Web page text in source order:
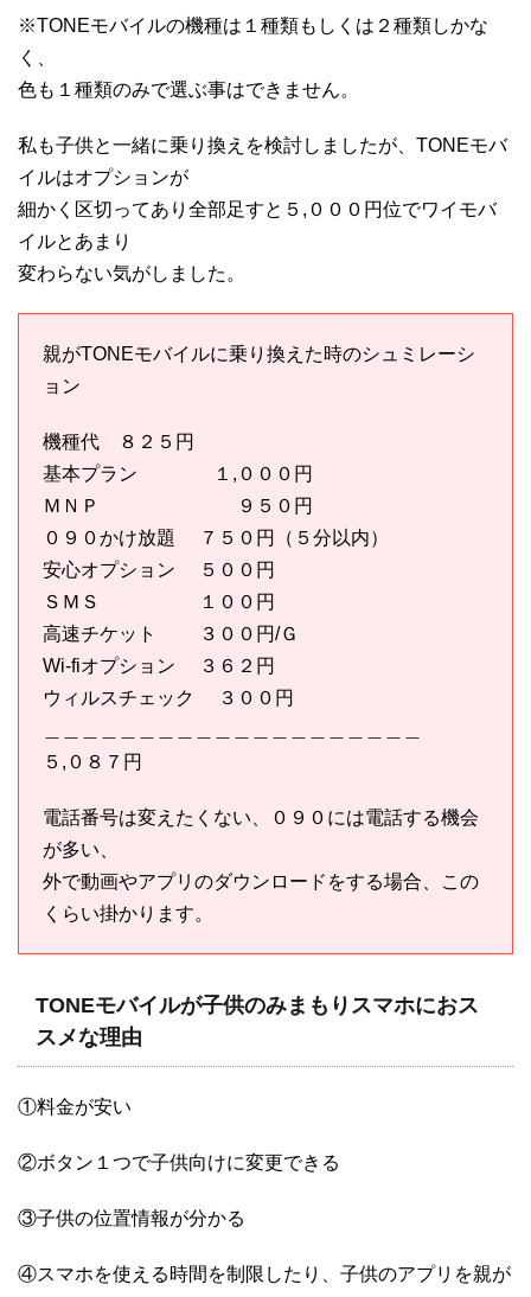
※TONEモバイルの機種は１種類もしくは２種類しかな
く、
色も１種類のみで選ぶ事はできません。
私も子供と一緒に乗り換えを検討しましたが、TONEモバ
イルはオプションが
細かく区切ってあり全部足すと５,０００円位でワイモバ
イルとあまり
変わらない気がしました。
親がTONEモバイルに乗り換えた時のシュミレーシ
ョン
機種代 ８２５円
基本プラン １,０００円
ＭＮＰ ９５０円
０９０かけ放題 ７５０円（５分以内）
安心オプション ５００円
ＳＭＳ １００円
高速チケット ３００円/Ｇ
Wi-fiオプション ３６２円
ウィルスチェック ３００円
５,０８７円
電話番号は変えたくない、０９０には電話する機会
が多い、
外で動画やアプリのダウンロードをする場合、この
くらい掛かります。
TONEモバイルが子供のみまもりスマホにおス
スメな理由
①料金が安い
②ボタン１つで子供向けに変更できる
③子供の位置情報が分かる
④スマホを使える時間を制限したり、子供のアプリを親が